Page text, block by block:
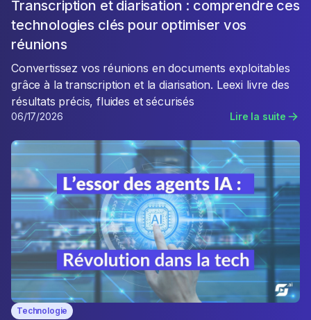
Transcription et diarisation : comprendre ces
technologies clés pour optimiser vos
réunions
Convertissez vos réunions en documents exploitables
grâce à la transcription et la diarisation. Leexi livre des
résultats précis, fluides et sécurisés
06/17/2026 Lire la suite
Technologie